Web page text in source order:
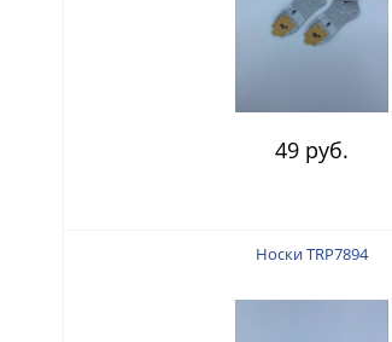
49 руб.
Носки TRP7894